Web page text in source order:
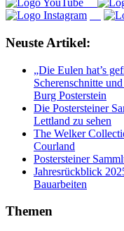
Neuste Artikel:
„Die Eulen hat’s
Scherenschnitte
Burg Posterstein
Die Postersteiner
Lettland zu sehen
The Welker
Courland
Postersteiner
Jahresrückblick
Bauarbeiten
Themen